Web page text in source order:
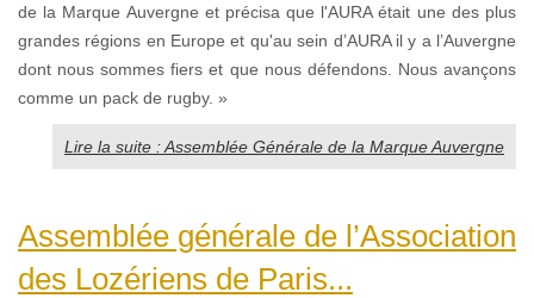
de la Marque Auvergne et précisa que l'AURA était une des plus
grandes régions en Europe et qu'au sein d’AURA il y a l’Auvergne
dont nous sommes fiers et que nous défendons. Nous avançons
comme un pack de rugby. »
Lire la suite : Assemblée Générale de la Marque Auvergne
Assemblée générale de l’Association
des Lozériens de Paris...